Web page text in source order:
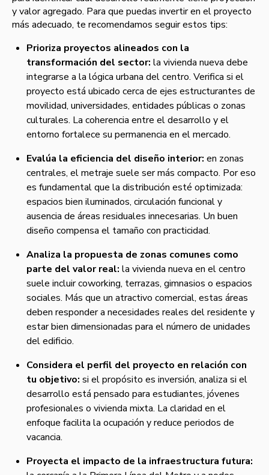
y valor agregado. Para que puedas invertir en el proyecto
más adecuado, te recomendamos seguir estos tips:
Prioriza proyectos alineados con la
transformación del sector: la vivienda nueva debe
integrarse a la lógica urbana del centro. Verifica si el
proyecto está ubicado cerca de ejes estructurantes de
movilidad, universidades, entidades públicas o zonas
culturales. La coherencia entre el desarrollo y el
entorno fortalece su permanencia en el mercado.
Evalúa la eficiencia del diseño interior: en zonas
centrales, el metraje suele ser más compacto. Por eso
es fundamental que la distribución esté optimizada:
espacios bien iluminados, circulación funcional y
ausencia de áreas residuales innecesarias. Un buen
diseño compensa el tamaño con practicidad.
Analiza la propuesta de zonas comunes como
parte del valor real: la vivienda nueva en el centro
suele incluir coworking, terrazas, gimnasios o espacios
sociales. Más que un atractivo comercial, estas áreas
deben responder a necesidades reales del residente y
estar bien dimensionadas para el número de unidades
del edificio.
Considera el perfil del proyecto en relación con
tu objetivo: si el propósito es inversión, analiza si el
desarrollo está pensado para estudiantes, jóvenes
profesionales o vivienda mixta. La claridad en el
enfoque facilita la ocupación y reduce periodos de
vacancia.
Proyecta el impacto de la infraestructura futura: